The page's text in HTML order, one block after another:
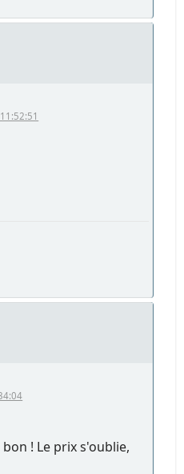
! Le prix s'oublie,